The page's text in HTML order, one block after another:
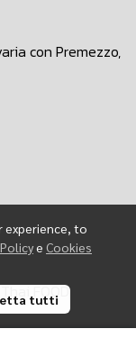
experience, to
e Cookies
tutti
con Premezzo,
FOOD